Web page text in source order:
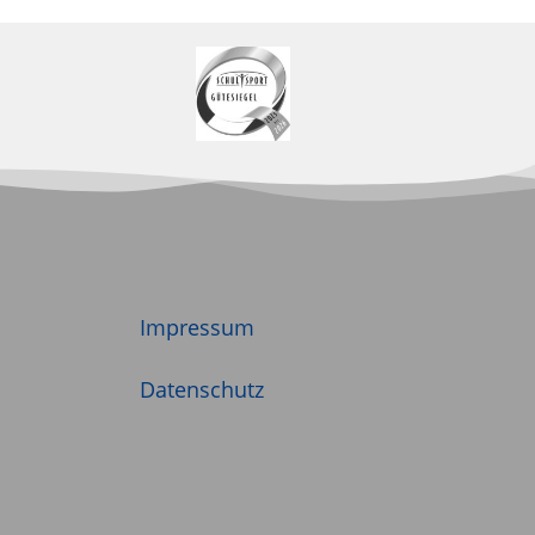
Impressum
Datenschutz